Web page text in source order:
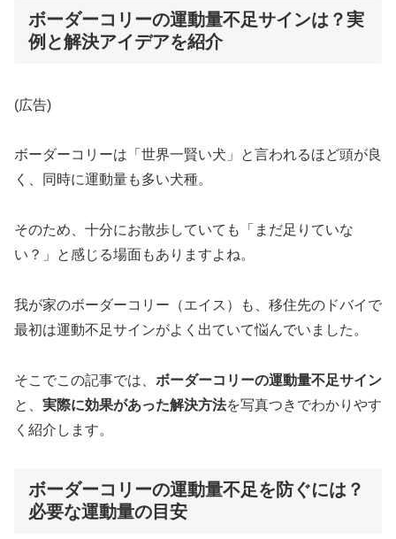
ボーダーコリーの運動量不足サインは？実
例と解決アイデアを紹介
(広告)
ボーダーコリーは「世界一賢い犬」と言われるほど頭が良
く、同時に運動量も多い犬種。
そのため、十分にお散歩していても「まだ足りていな
い？」と感じる場面もありますよね。
我が家のボーダーコリー（エイス）も、移住先のドバイで
最初は運動不足サインがよく出ていて悩んでいました。
そこでこの記事では、 ボーダーコリーの運動量不足サイン
と、 実際に効果があった解決方法を写真つきでわかりやす
く紹介します。
ボーダーコリーの運動量不足を防ぐには？
必要な運動量の目安